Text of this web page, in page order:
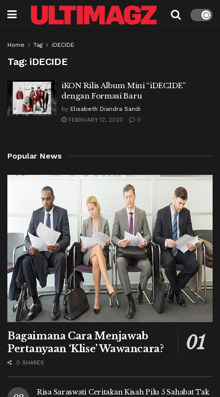
Home Tag iDECIDE
Tag: iDECIDE
iKON Rilis Album Mini “iDECIDE”
dengan Formasi Baru
by Elisabeth Diandra Sandi
FEBRUARY 12, 2020
0
Popular News
Bagaimana Cara Menjawab
Pertanyaan ‘Klise’ Wawancara?
0 SHARES
Risa Saraswati Ceritakan Kisah Pilu 5 Sahabat Tak